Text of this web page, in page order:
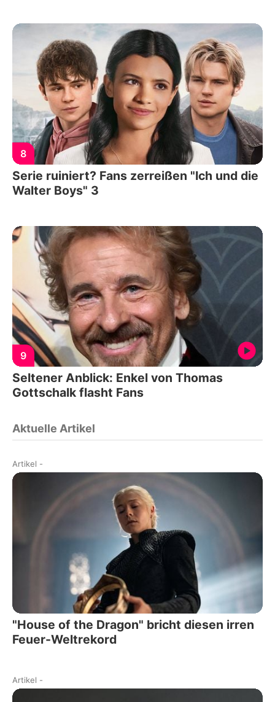
8
Serie ruiniert? Fans zerreißen "Ich und die
Walter Boys" 3
9
Seltener Anblick: Enkel von Thomas
Gottschalk flasht Fans
Aktuelle Artikel
Artikel -
"House of the Dragon" bricht diesen irren
Feuer-Weltrekord
Artikel -